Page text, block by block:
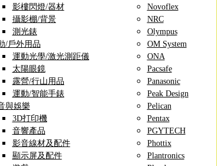
影樓閃燈/器材
攝影棚/背景
測光錶
/戶外用品
運動光學/激光測距儀
太陽眼鏡
露營/行山用品
運動/智能手錶
與娛樂
3D打印機
音響產品
影音線材及配件
顯示屏及配件
Novoflex
NRC
Olympus
OM System
ONA
Pacsafe
Panasonic
Peak Design
Pelican
Pentax
PGYTECH
Phottix
Plantronics